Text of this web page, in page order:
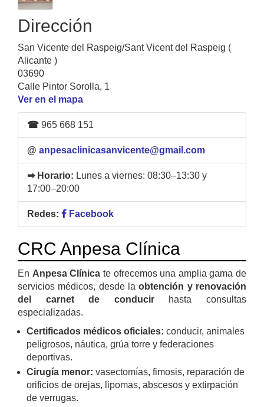
Dirección
San Vicente del Raspeig/Sant Vicent del Raspeig (
Alicante )
03690
Calle Pintor Sorolla, 1
Ver en el mapa
☎ 965 668 151
@ anpesaclinicasanvicente@gmail.com
➡ Horario: Lunes a viernes: 08:30–13:30 y
17:00–20:00
Redes: Facebook
CRC Anpesa Clínica
En Anpesa Clínica te ofrecemos una amplia gama de
servicios médicos, desde laobtención y renovación
del carnet de conducirhasta consultas
especializadas.
Certificados médicos oficiales: conducir, animales
peligrosos, náutica, grúa torre y federaciones
deportivas.
Cirugía menor: vasectomías, fimosis, reparación de
orificios de orejas, lipomas, abscesos y extirpación
de verrugas.